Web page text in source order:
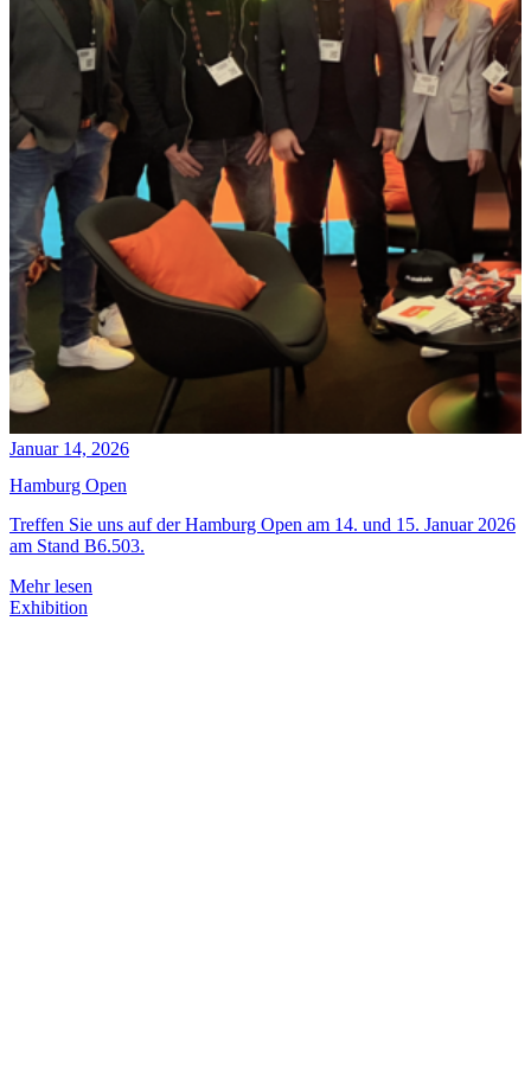
Januar 14, 2026
Hamburg Open
Treffen Sie uns auf der Hamburg Open am 14. und 15. Januar 2026
am Stand B6.503.
Mehr lesen
Exhibition